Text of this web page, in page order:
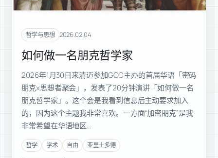
哲学与思想 2026.02.04
如何做一名朋克哲学家
2026年1月30日来清迈参加GCC主办的首届华语「密码
朋克x思想者聚会」，发表了20分钟演讲「如何做一名
朋克哲学家」。这个会是我看到信息后主动要求加入
的，因为这个主题我非常喜欢。一方面“加密朋克”是我
非常希望在华语地区…
哲学 学术 自由 亚里士多德